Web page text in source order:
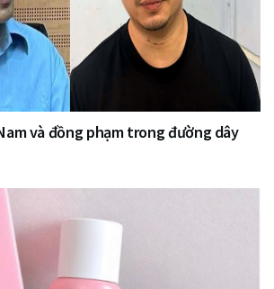
và đồng phạm trong đường dây